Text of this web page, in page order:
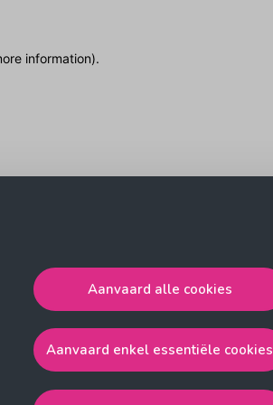
Aanvaard alle cookies
Aanvaard enkel essentiële cookies
information).